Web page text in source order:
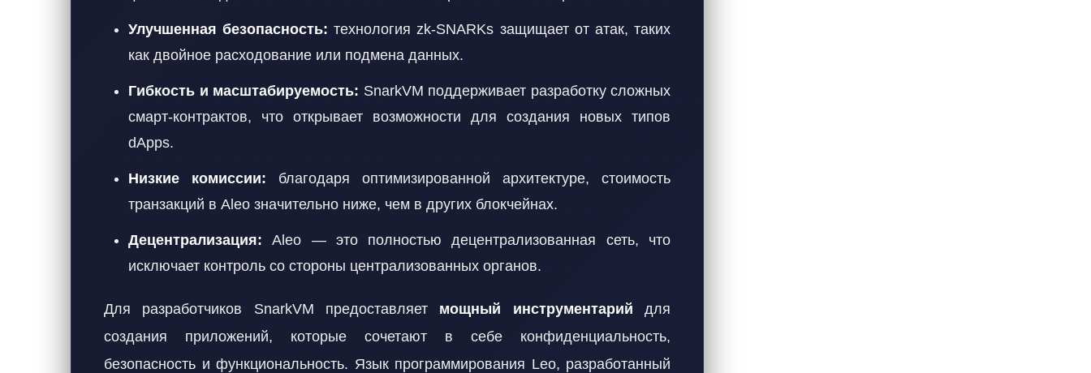
Улучшенная безопасность: технология zk-SNARKs защищает от атак, таких
как двойное расходование или подмена данных.
Гибкость и масштабируемость: SnarkVM поддерживает разработку сложных
смарт-контрактов, что открывает возможности для создания новых типов
dApps.
Низкие комиссии: благодаря оптимизированной архитектуре, стоимость
транзакций в Aleo значительно ниже, чем в других блокчейнах.
Децентрализация: Aleo — это полностью децентрализованная сеть, что
исключает контроль со стороны централизованных органов.
Для разработчиков SnarkVM предоставляет мощный инструментарий для
создания приложений, которые сочетают в себе конфиденциальность,
безопасность и функциональность. Язык программирования Leo, разработанный